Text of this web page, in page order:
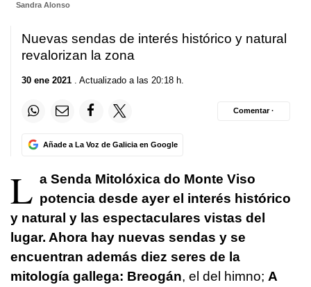
Sandra Alonso
Nuevas sendas de interés histórico y natural
revalorizan la zona
30 ene 2021 . Actualizado a las 20:18 h.
Añade a La Voz de Galicia en Google
Comentar ·
L a Senda Mitolóxica do Monte Viso
potencia desde ayer el interés histórico
y natural y las espectaculares vistas del
lugar. Ahora hay nuevas sendas y se
encuentran además diez seres de la
mitología gallega: Breogán, el del himno; A